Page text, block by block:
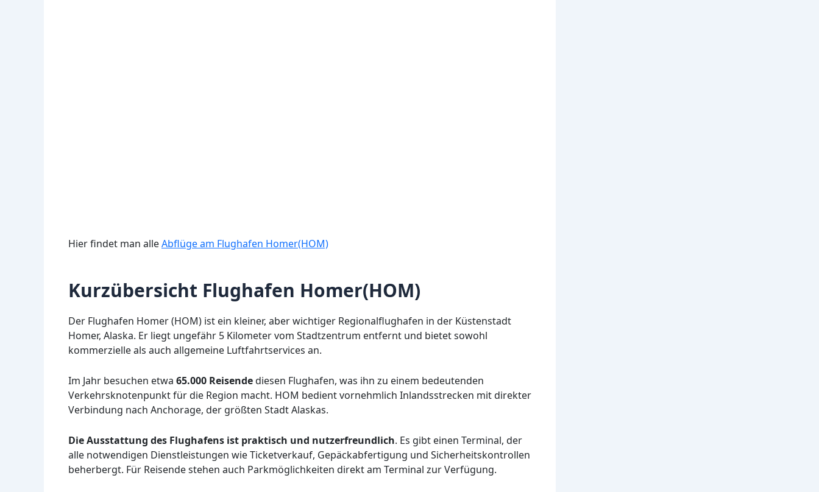
Hier findet man alleAbflüge am Flughafen Homer(HOM)
Kurzübersicht Flughafen Homer(HOM)
Der Flughafen Homer (HOM) ist ein kleiner, aber wichtiger Regionalflughafen in der Küstenstadt
Homer, Alaska. Er liegt ungefähr 5 Kilometer vom Stadtzentrum entfernt und bietet sowohl
kommerzielle als auch allgemeine Luftfahrtservices an.
Im Jahr besuchen etwa 65.000 Reisendediesen Flughafen, was ihn zu einem bedeutenden
Verkehrsknotenpunkt für die Region macht. HOM bedient vornehmlich Inlandsstrecken mit direkter
Verbindung nach Anchorage, der größten Stadt Alaskas.
Die Ausstattung des Flughafens ist praktisch und nutzerfreundlich. Es gibt einen Terminal, der
alle notwendigen Dienstleistungen wie Ticketverkauf, Gepäckabfertigung und Sicherheitskontrollen
beherbergt. Für Reisende stehen auch Parkmöglichkeiten direkt am Terminal zur Verfügung.